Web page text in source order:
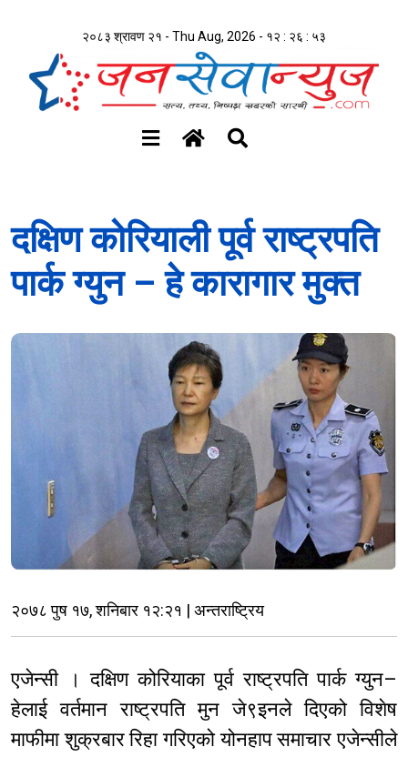
२०८३ श्रावण २१ - Thu Aug, 2026 - १२ : २६ : ५४
दक्षिण कोरियाली पूर्व राष्ट्रपति
पार्क ग्युन – हे कारागार मुक्त
२०७८ पुष १७, शनिबार १२:२१ | अन्तराष्ट्रिय
एजेन्सी । दक्षिण कोरियाका पूर्व राष्ट्रपति पार्क ग्युन–
हेलाई वर्तमान राष्ट्रपति मुन जे९इनले दिएको विशेष
माफीमा शुक्रबार रिहा गरिएको योनहाप समाचार एजेन्सीले